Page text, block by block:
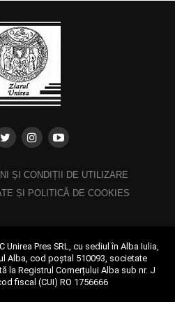
ȘI CONDIȚII DE UTILIZARE
ȘI POLITICĂ DE COOKIES
Unirea Pres SRL, cu sediul în Alba Iulia,
Alba, cod poștal 510093, societate
la Registrul Comerțului Alba sub nr. J
fiscal (CUI) RO 1756666